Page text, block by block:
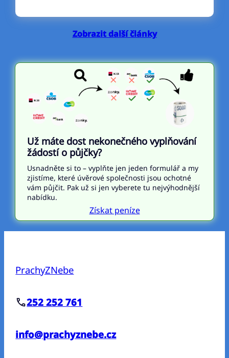
Zobrazit další články
Už máte dost nekonečného vyplňování
žádostí o půjčky?
Usnadněte si to – vyplňte jen jeden formulář a my
zjistíme, které úvěrové společnosti jsou ochotné
vám půjčit. Pak už si jen vyberete tu nejvýhodnější
nabídku.
Získat peníze
PrachyZNebe
252 252 761
info@prachyznebe.cz